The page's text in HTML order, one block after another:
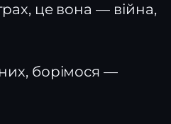
це вона — війна,
борімося —